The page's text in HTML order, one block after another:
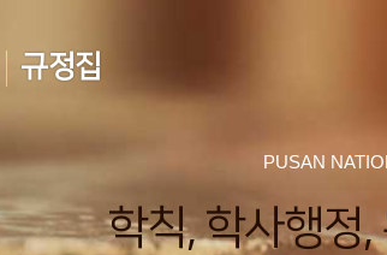
규정집
PUSAN
학칙, 학사행정